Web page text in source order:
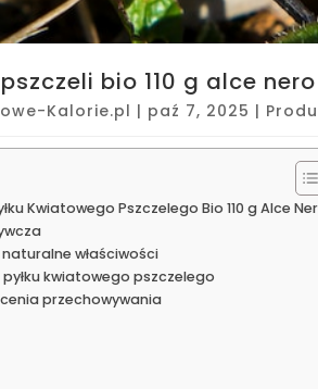
bio 110 g alce nero
Kalorie.pl | paź 7, 2025 |
Kwiatowego Pszczelego Bio 110 g Alce
właściwości
kwiatowego pszczelego
przechowywania